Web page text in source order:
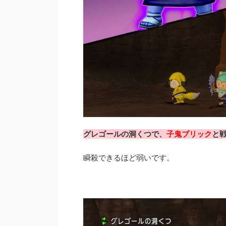
グレゴールの洞くつで、 子鬼ブリック と
瞬殺できるほど弱いです。